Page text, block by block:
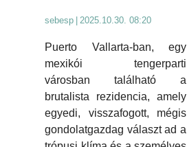
sebesp 2025.10.30. 08:20
Puerto Vallarta-ban, egy
mexikói tengerparti
városban található a
brutalista rezidencia, amely
egyedi, visszafogott, mégis
gondolatgazdag választ ad a